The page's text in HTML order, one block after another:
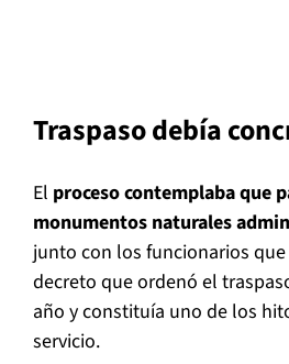
Traspaso debía
El proceso contemplaba que
monumentos naturales
junto con los funcionarios
decreto que ordenó el
año y constituía uno de los
servicio.